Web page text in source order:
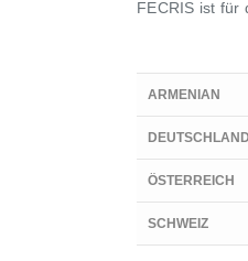
FECRIS ist für
ARMENIAN
DEUTSCHLAND
ÖSTERREICH
SCHWEIZ